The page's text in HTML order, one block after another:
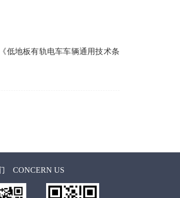
低地板有轨电车车辆通用技术条
CONCERN US